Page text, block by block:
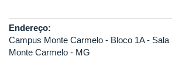
Endereço:
Campus Monte Carmelo - Bloco 1A - Sala
Monte Carmelo - MG